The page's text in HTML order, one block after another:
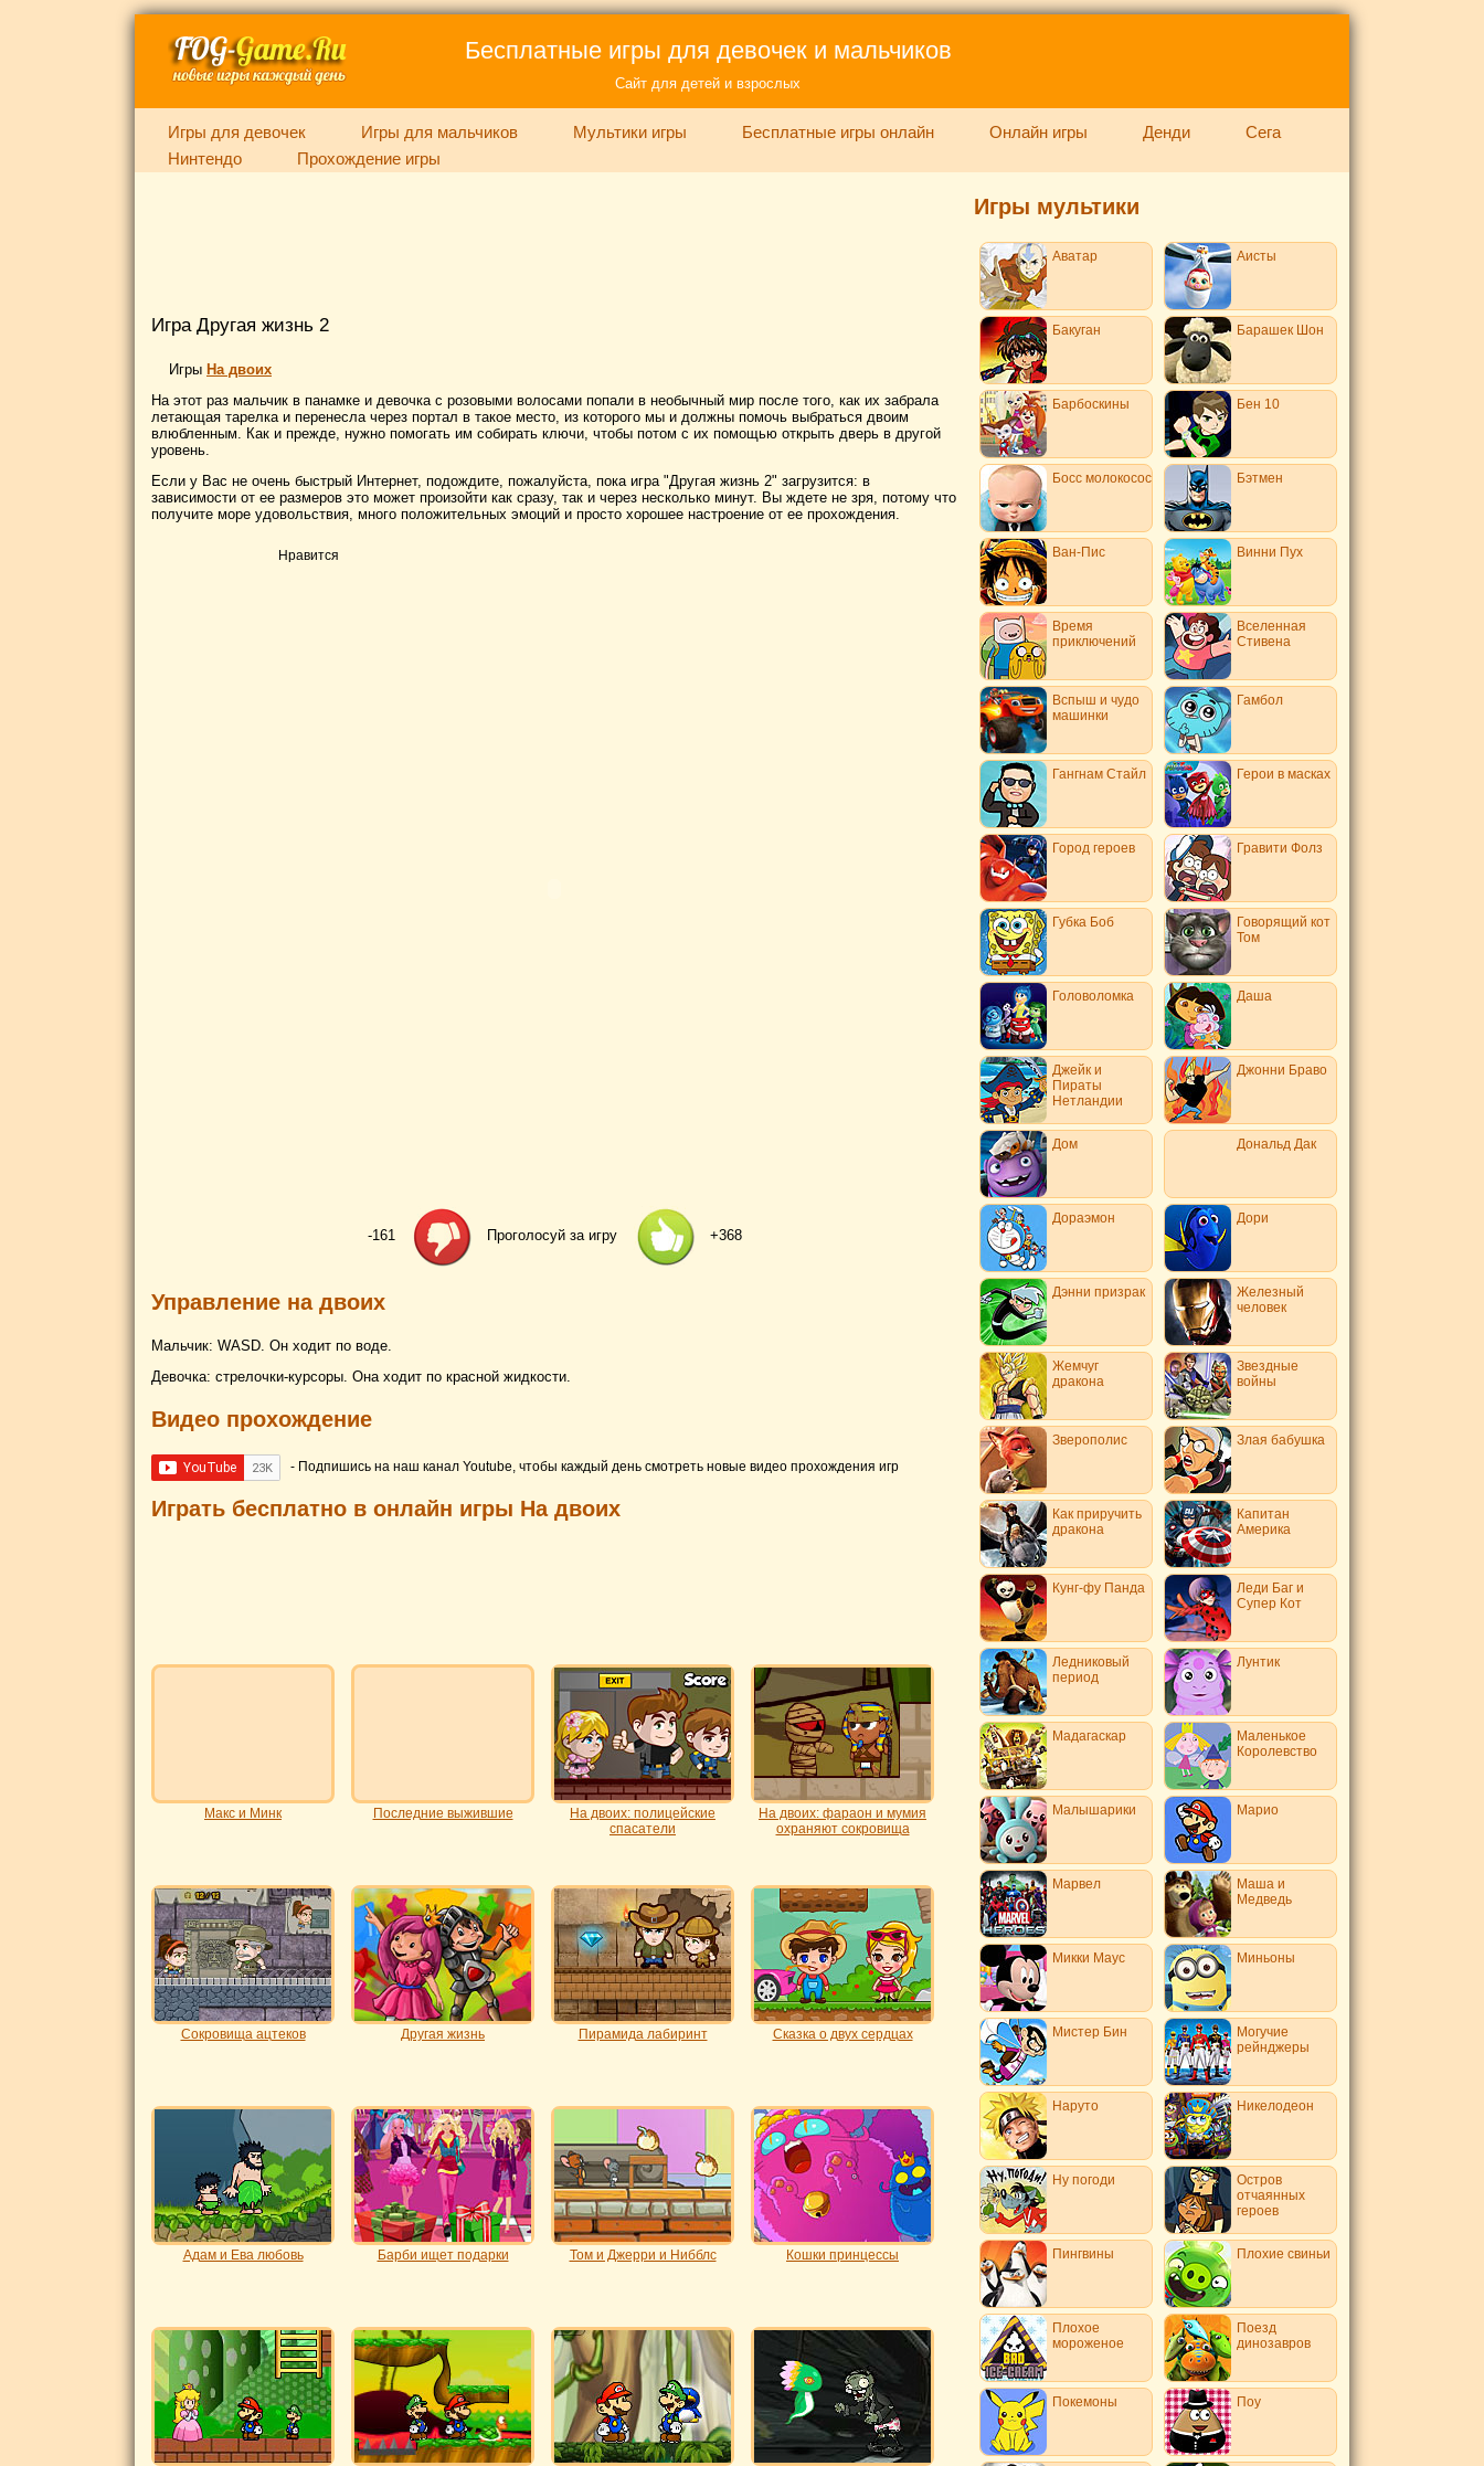
Бесплатные игры для девочек и мальчиков
Сайт для детей и взрослых
Игры для девочек Игры для мальчиков Мультики игры Бесплатные игры онлайн Онлайн игры Денди
Сега
Нинтендо
Прохождение игры
Игра Другая жизнь 2
Игры На двоих
На этот раз мальчик в панамке и девочка с розовыми волосами попали в необычный мир после того, как их забрала
летающая тарелка и перенесла через портал в такое место, из которого мы и должны помочь выбраться двоим
влюбленным. Как и прежде, нужно помогать им собирать ключи, чтобы потом с их помощью открыть дверь в другой
уровень.
Если у Вас не очень быстрый Интернет, подождите, пожалуйста, пока игра "Другая жизнь 2" загрузится: в
зависимости от ее размеров это может произойти как сразу, так и через несколько минут. Вы ждете не зря, потому что
получите море удовольствия, много положительных эмоций и просто хорошее настроение от ее прохождения.
Нравится
-161 Проголосуй за игру +368
Управление на двоих
Мальчик: WASD. Он ходит по воде.
Девочка: стрелочки-курсоры. Она ходит по красной жидкости.
Видео прохождение
- Подпишись на наш канал Youtube, чтобы каждый день смотреть новые видео прохождения игр
Играть бесплатно в онлайн игры На двоих
Макс и Минк Последние выжившие
На двоих: полицейские
спасатели
На двоих: фараон и мумия
охраняют сокровища
Сокровища ацтеков Другая жизнь Пирамида лабиринт Сказка о двух сердцах
Адам и Ева любовь Барби ищет подарки Том и Джерри и Нибблс Кошки принцессы
Игры мультики
Аватар Аисты
Бакуган Барашек Шон
Барбоскины Бен 10
Босс молокосос Бэтмен
Ван-Пис Винни Пух
Время
приключений
Вселенная
Стивена
Вспыш и чудо
машинки
Гамбол
Гангнам Стайл Герои в масках
Город героев Гравити Фолз
Губка Боб
Говорящий кот
Том
Головоломка Даша
Джейк и
Пираты
Нетландии
Джонни Браво
Дом Дональд Дак
Дораэмон Дори
Дэнни призрак
Железный
человек
Жемчуг
дракона
Звездные
войны
Зверополис Злая бабушка
Как приручить
дракона
Капитан
Америка
Кунг-фу Панда
Леди Баг и
Супер Кот
Ледниковый
период
Лунтик
Мадагаскар
Маленькое
Королевство
Малышарики Марио
Марвел
Маша и
Медведь
Микки Маус Миньоны
Мистер Бин
Могучие
рейнджеры
Наруто Никелодеон
Ну погоди
Остров
отчаянных
героев
Пингвины Плохие свиньи
Плохое
мороженое
Поезд
динозавров
Покемоны Поу